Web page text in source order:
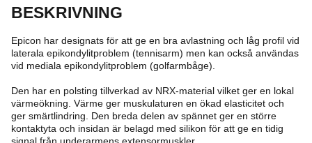
BESKRIVNING
Epicon har designats för att ge en bra avlastning och låg profil vid
laterala epikondylitproblem (tennisarm) men kan också användas
vid mediala epikondylitproblem (golfarmbåge).
Den har en polsting tillverkad av NRX-material vilket ger en lokal
värmeökning. Värme ger muskulaturen en ökad elasticitet och
ger smärtlindring. Den breda delen av spännet ger en större
kontaktyta och insidan är belagd med silikon för att ge en tidig